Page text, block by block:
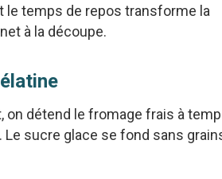
le temps de repos transforme la
à la découpe.
détend le fromage frais à
Le sucre glace se fond sans